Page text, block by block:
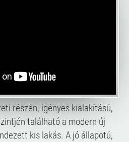
részén, igényes kialakítású,
található a modern új
kis lakás. A jó állapotú,